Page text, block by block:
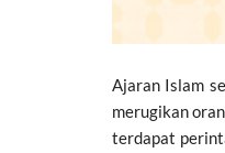
Ajaran Islam
merugikan
terdapat